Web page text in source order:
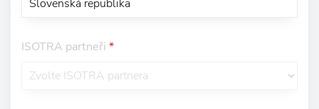
ISOTRA partneři *